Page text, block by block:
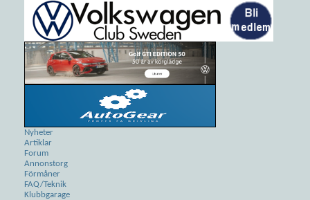
Nyheter
Artiklar
Forum
Annonstorg
Förmåner
FAQ/Teknik
Klubbgarage